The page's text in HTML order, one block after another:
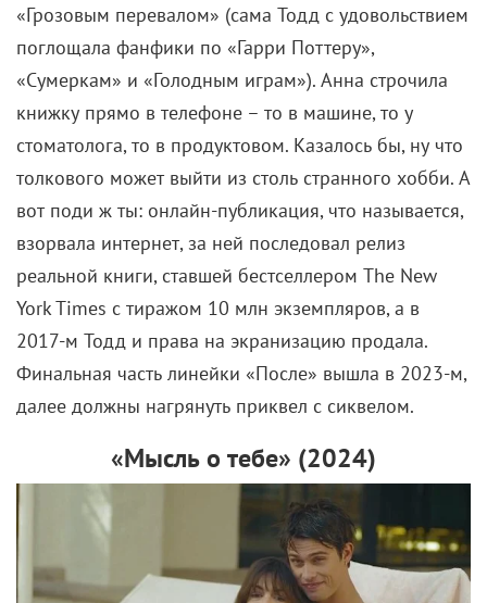
«Грозовым перевалом» (сама Тодд с удовольствием
поглощала фанфики по «Гарри Поттеру»,
«Сумеркам» и «Голодным играм»). Анна строчила
книжку прямо в телефоне – то в машине, то у
стоматолога, то в продуктовом. Казалось бы, ну что
толкового может выйти из столь странного хобби. А
вот поди ж ты: онлайн-публикация, что называется,
взорвала интернет, за ней последовал релиз
реальной книги, ставшей бестселлером The New
York Times с тиражом 10 млн экземпляров, а в
2017-м Тодд и права на экранизацию продала.
Финальная часть линейки «После» вышла в 2023-м,
далее должны нагрянуть приквел с сиквелом.
«Мысль о тебе» (2024)